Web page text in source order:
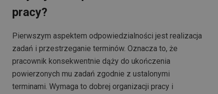
pracy?
Pierwszym aspektem odpowiedzialności jest realizacja
zadań i przestrzeganie terminów. Oznacza to, że
pracownik konsekwentnie dąży do ukończenia
powierzonych mu zadań zgodnie z ustalonymi
terminami. Wymaga to dobrej organizacji pracy i